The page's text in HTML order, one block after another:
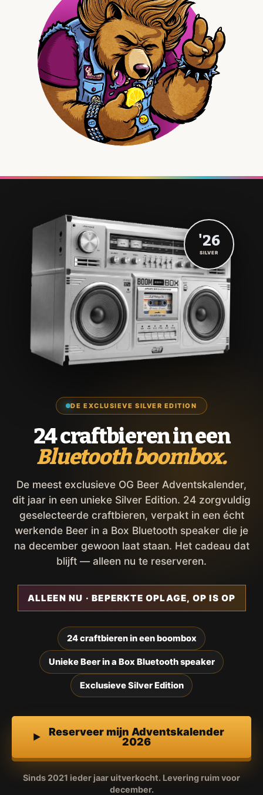
DE EXCLUSIEVE SILVER EDITION
24 craftbieren in een
Bluetooth boombox.
De meest exclusieve OG Beer Adventskalender,
dit jaar in een unieke Silver Edition. 24 zorgvuldig
geselecteerde craftbieren, verpakt in een écht
werkende Beer in a Box Bluetooth speaker die je
na december gewoon laat staan. Het cadeau dat
blijft — alleen nu te reserveren.
ALLEEN NU · BEPERKTE OPLAGE, OP IS OP
24 craftbieren in een boombox
Unieke Beer in a Box Bluetooth speaker
Exclusieve Silver Edition
Reserveer mijn Adventskalender
2026
Sinds 2021 ieder jaar uitverkocht. Levering ruim voor
december.
'26
SILVER